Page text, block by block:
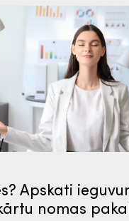
Apskati
nomas